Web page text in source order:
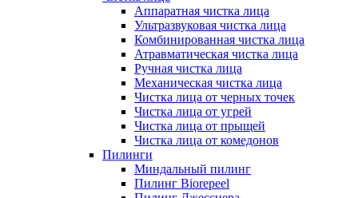
Аппаратная чистка лица
Ультразвуковая чистка лица
Комбинированная чистка лица
Атравматическая чистка лица
Ручная чистка лица
Механическая чистка лица
Чистка лица от черных точек
Чистка лица от угрей
Чистка лица от прыщей
Чистка лица от комедонов
Пилинги
Миндальный пилинг
Пилинг Biorepeel